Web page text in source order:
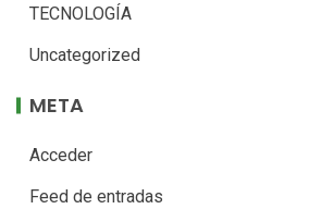
TECNOLOGÍA
Uncategorized
META
Acceder
Feed de entradas